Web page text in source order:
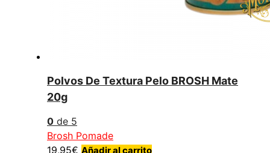
Polvos De Textura Pelo BROSH Mate
20g
0 de 5
Brosh Pomade
19,95€ Añadir al carrito